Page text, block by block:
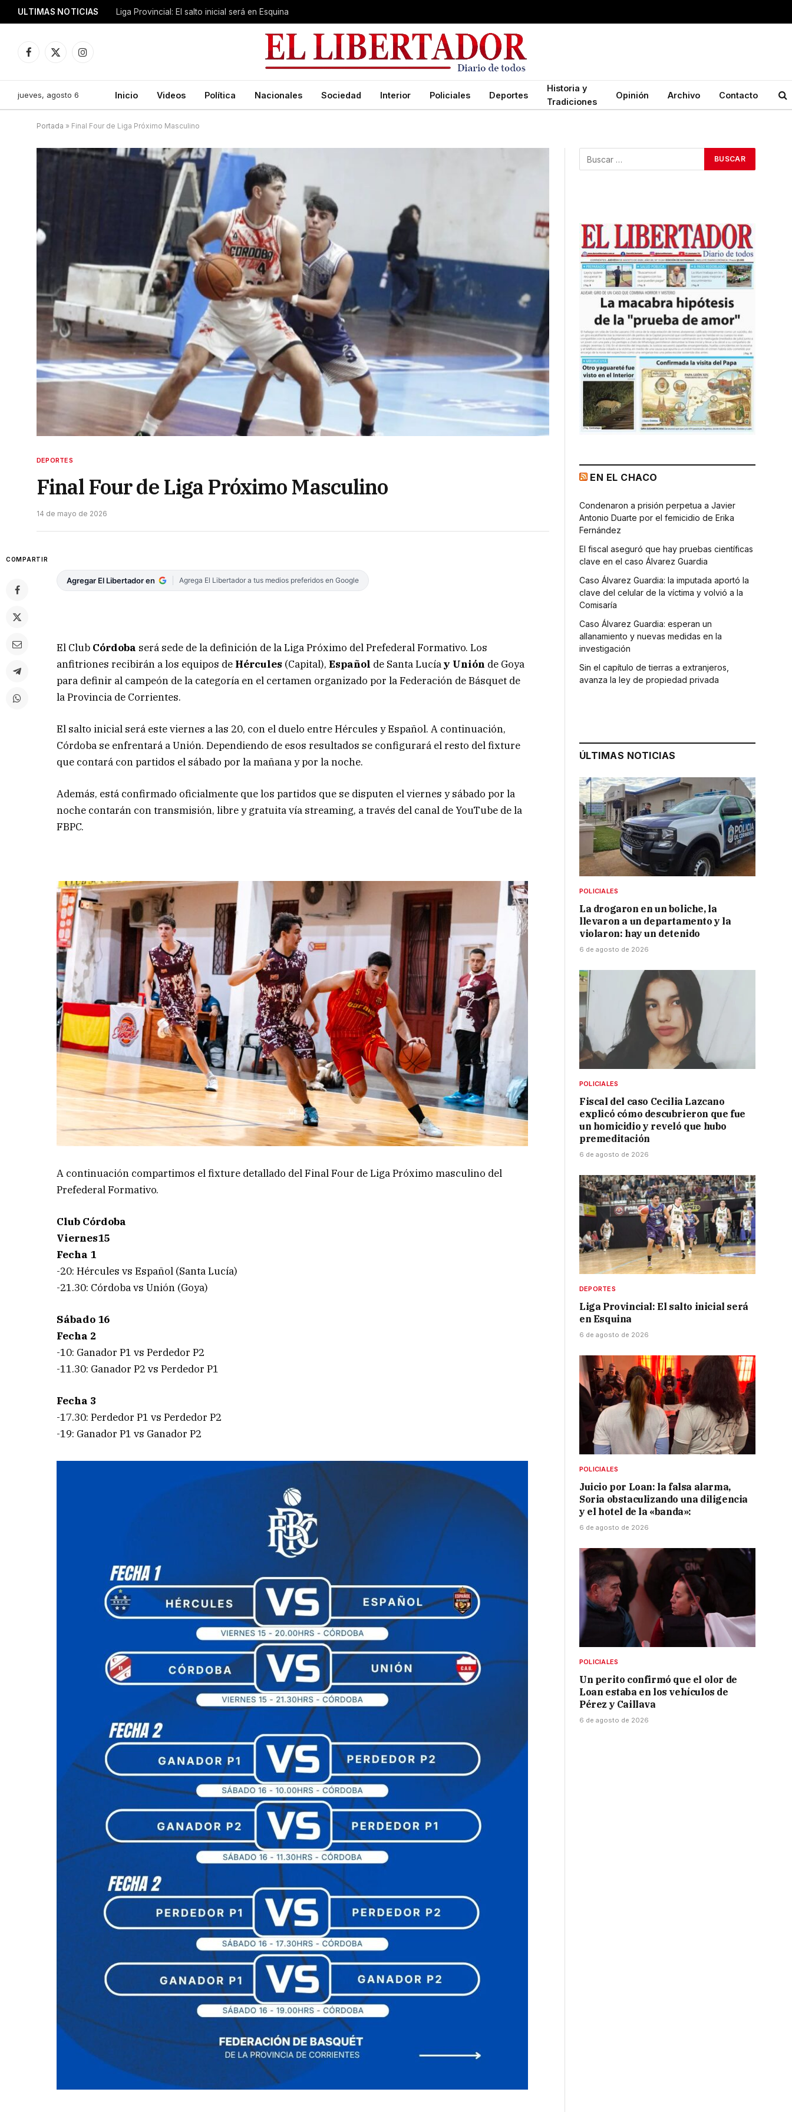
ULTIMAS NOTICIAS Liga Provincial: El salto inicial será en Esquina
Facebook
X
Instagram
jueves, agosto 6 Inicio Videos Política Nacionales Sociedad Interior Policiales Deportes
Historia y
Tradiciones
Opinión Archivo Contacto
Portada » Final Four de Liga Próximo Masculino
DEPORTES
Final Four de Liga Próximo Masculino
14 de mayo de 2026
COMPARTIR
Agregar El Libertador en Agrega El Libertador a tus medios preferidos en Google
El Club Córdoba será sede de la definición de la Liga Próximo del Prefederal Formativo. Los
anfitriones recibirán a los equipos de Hércules (Capital),Español de Santa Lucíay Unión de Goya
para definir al campeón de la categoría en el certamen organizado por la Federación de Básquet de
la Provincia de Corrientes.
El salto inicial será este viernes a las 20, con el duelo entre Hércules y Español. A continuación,
Córdoba se enfrentará a Unión. Dependiendo de esos resultados se configurará el resto del fixture
que contará con partidos el sábado por la mañana y por la noche.
Además, está confirmado oficialmente que los partidos que se disputen el viernes y sábado por la
noche contarán con transmisión, libre y gratuita vía streaming, a través del canal de YouTube de la
FBPC.
A continuación compartimos el fixture detallado del Final Four de Liga Próximo masculino del
Prefederal Formativo.
Club Córdoba
Viernes15
Fecha 1
-20: Hércules vs Español (Santa Lucía)
-21.30: Córdoba vs Unión (Goya)
Sábado 16
Fecha 2
-10: Ganador P1 vs Perdedor P2
-11.30: Ganador P2 vs Perdedor P1
Fecha 3
-17.30: Perdedor P1 vs Perdedor P2
-19: Ganador P1 vs Ganador P2
EN EL CHACO
Condenaron a prisión perpetua a Javier
Antonio Duarte por el femicidio de Erika
Fernández
El fiscal aseguró que hay pruebas científicas
clave en el caso Álvarez Guardia
Caso Álvarez Guardia: la imputada aportó la
clave del celular de la víctima y volvió a la
Comisaría
Caso Álvarez Guardia: esperan un
allanamiento y nuevas medidas en la
investigación
Sin el capítulo de tierras a extranjeros,
avanza la ley de propiedad privada
ÚLTIMAS NOTICIAS
POLICIALES
La drogaron en un boliche, la
llevaron a un departamento y la
violaron: hay un detenido
6 de agosto de 2026
POLICIALES
Fiscal del caso Cecilia Lazcano
explicó cómo descubrieron que fue
un homicidio y reveló que hubo
premeditación
6 de agosto de 2026
DEPORTES
Liga Provincial: El salto inicial será
en Esquina
6 de agosto de 2026
POLICIALES
Juicio por Loan: la falsa alarma,
Soria obstaculizando una diligencia
y el hotel de la «banda»:
6 de agosto de 2026
POLICIALES
Un perito confirmó que el olor de
Loan estaba en los vehículos de
Pérez y Caillava
6 de agosto de 2026